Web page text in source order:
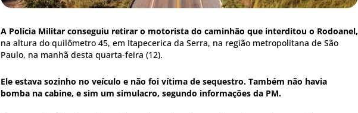
A Polícia Militar conseguiu retirar o motorista do caminhão que interditou o Rodoanel,
na altura do quilômetro 45, em Itapecerica da Serra, na região metropolitana de São
Paulo, na manhã desta quarta-feira (12).
Ele estava sozinho no veículo e não foi vítima de sequestro. Também não havia
bomba na cabine, e sim um simulacro, segundo informações da PM.